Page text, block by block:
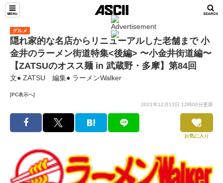
グルメ
隠れ家的な名店からリニューアルした老舗まで 小
金井のラーメン街道特集<後編> 〜小金井街道編〜
【ZATSUのオスス麺 in 武蔵野・多摩】第84回
文● ZATSU 編集● ラーメンWalker
[PC表示へ]
2021年12月13日 12時00分更新
お気に入り